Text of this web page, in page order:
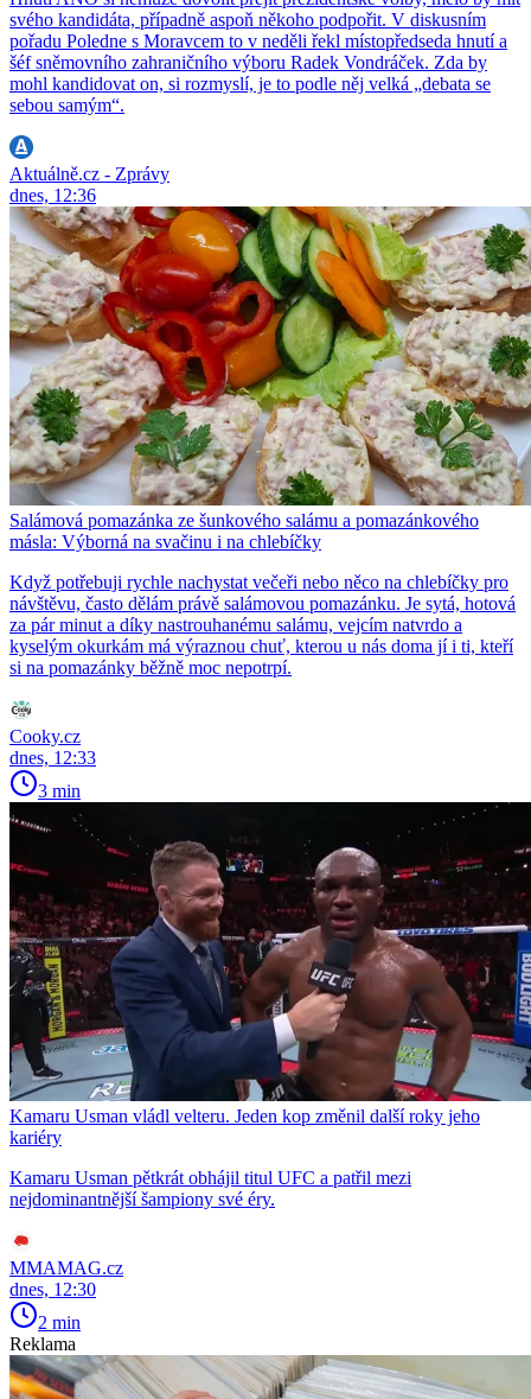
svého kandidáta, případně aspoň někoho podpořit. V diskusním
pořadu Poledne s Moravcem to v neděli řekl místopředseda hnutí a
šéf sněmovního zahraničního výboru Radek Vondráček. Zda by
mohl kandidovat on, si rozmyslí, je to podle něj velká „debata se
sebou samým“.
Aktuálně.cz - Zprávy
dnes, 12:36
Salámová pomazánka ze šunkového salámu a pomazánkového
másla: Výborná na svačinu i na chlebíčky
Když potřebuji rychle nachystat večeři nebo něco na chlebíčky pro
návštěvu, často dělám právě salámovou pomazánku. Je sytá, hotová
za pár minut a díky nastrouhanému salámu, vejcím natvrdo a
kyselým okurkám má výraznou chuť, kterou u nás doma jí i ti, kteří
si na pomazánky běžně moc nepotrpí.
Cooky.cz
dnes, 12:33
3 min
Kamaru Usman vládl velteru. Jeden kop změnil další roky jeho
kariéry
Kamaru Usman pětkrát obhájil titul UFC a patřil mezi
nejdominantnější šampiony své éry.
MMAMAG.cz
dnes, 12:30
2 min
Reklama